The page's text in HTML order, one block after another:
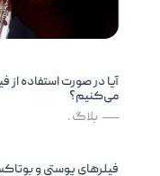
آیا در صورت استفاده
می‌کنیم؟
بلاگ .
فیلرهای پوستی و